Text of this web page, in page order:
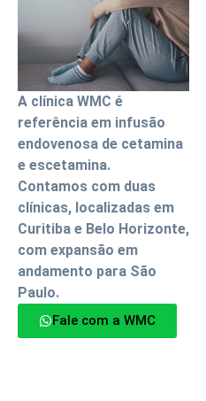
A clínica WMC é
referência em infusão
endovenosa de cetamina
e escetamina.
Contamos com duas
clínicas, localizadas em
Curitiba e Belo Horizonte,
com expansão em
andamento para São
Paulo.
Fale com a WMC